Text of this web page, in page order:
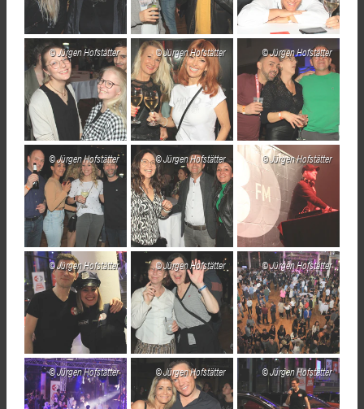
Jürgen Hofstätter Jürgen Hofstätter Jürgen Hofstätter
Jürgen Hofstätter Jürgen Hofstätter Jürgen Hofstätter
Jürgen Hofstätter Jürgen Hofstätter Jürgen Hofstätter
Jürgen Hofstätter Jürgen Hofstätter Jürgen Hofstätter